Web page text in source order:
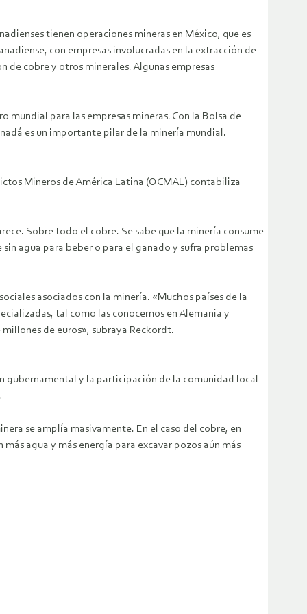
tienen operaciones mineras en México, que es
con empresas involucradas en la extracción de
de cobre y otros minerales. Algunas empresas
para las empresas mineras. Con la Bolsa de
es un importante pilar de la minería mundial.
Mineros de América Latina (OCMAL) contabiliza
Sobre todo el cobre. Se sabe que la minería consume
agua para beber o para el ganado y sufra problemas
asociados con la minería. «Muchos países de la
tal como las conocemos en Alemania y
de euros», subraya Reckordt.
gubernamental y la participación de la comunidad local
se amplía masivamente. En el caso del cobre, en
agua y más energía para excavar pozos aún más